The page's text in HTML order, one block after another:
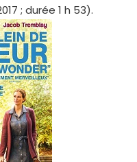
; durée 1 h 53).